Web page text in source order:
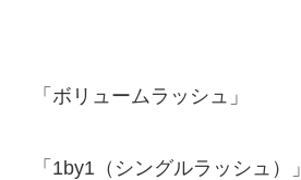
「ボリュームラッシュ」
「1by1（シングルラッシュ）」